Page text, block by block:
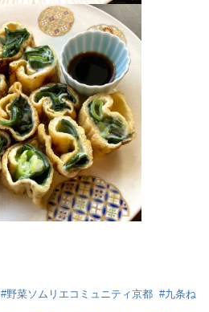
#野菜ソムリエコミュニティ京都 #九条ね